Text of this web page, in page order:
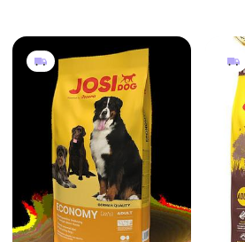
пород 10 кг